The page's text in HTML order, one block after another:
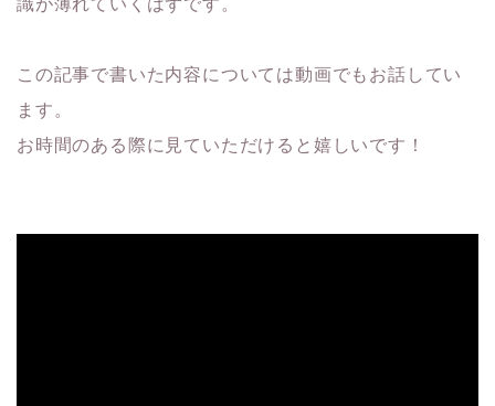
識が薄れていくはずです。
この記事で書いた内容については動画でもお話してい
ます。
お時間のある際に見ていただけると嬉しいです！